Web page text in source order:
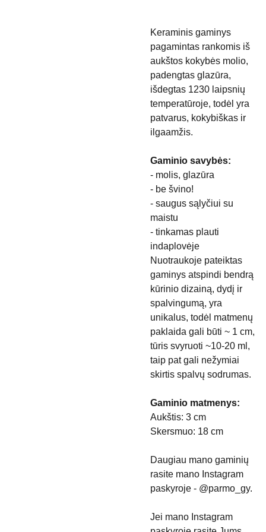
Keraminis gaminys
pagamintas rankomis iš
aukštos kokybės molio,
padengtas glazūra,
išdegtas 1230 laipsnių
temperatūroje, todėl yra
patvarus, kokybiškas ir
ilgaamžis.
Gaminio savybės:
- molis, glazūra
- be švino!
- saugus sąlyčiui su
maistu
- tinkamas plauti
indaplovėje
Nuotraukoje pateiktas
gaminys atspindi bendrą
kūrinio dizainą, dydį ir
spalvingumą, yra
unikalus, todėl matmenų
paklaida gali būti ~ 1 cm,
tūris svyruoti ~10-20 ml,
taip pat gali nežymiai
skirtis spalvų sodrumas.
Gaminio matmenys:
Aukštis: 3 cm
Skersmuo: 18 cm
Daugiau mano gaminių
rasite mano Instagram
paskyroje - @parmo_gy.
Jei mano Instagram